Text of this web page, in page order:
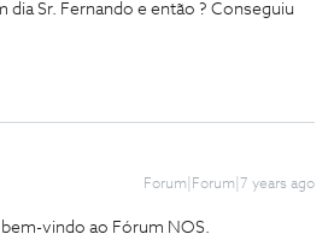
dia Sr. Fernando e então ? Conseguiu
Forum|Forum|7 years ago
bem-vindo ao Fórum NOS.